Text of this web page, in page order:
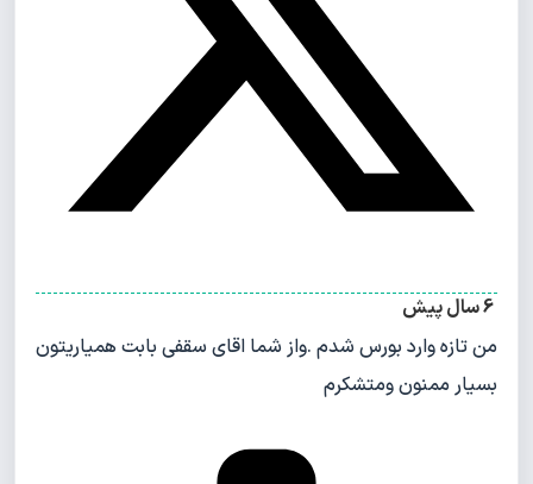
من تازه وارد بورس شدم .واز شما اقای سقفی بابت همیاریتون
بسیار ممنون ومتشکرم